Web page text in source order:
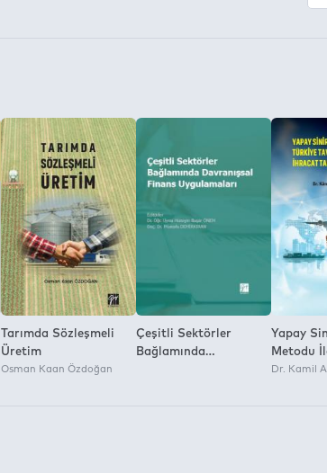
Tarımda Sözleşmeli
Üretim
Osman Kaan Özdoğan
Çeşitli Sektörler
Bağlamında
Yapay
Metodu
Dr. Kamil